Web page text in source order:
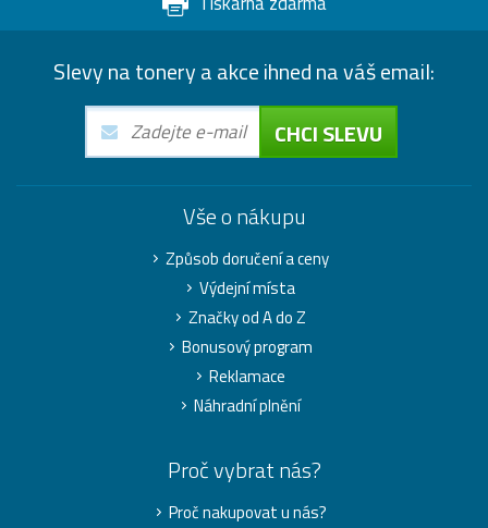
Slevy na tonery a akce ihned na váš email:
CHCI SLEVU
Vše o nákupu
Způsob doručení a ceny
Výdejní místa
Značky od A do Z
Bonusový program
Reklamace
Náhradní plnění
Proč vybrat nás?
Proč nakupovat u nás?